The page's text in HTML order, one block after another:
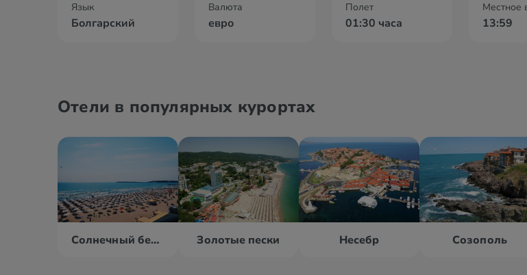
Язык
Болгарский
Валюта
евро
Полет
01:30 часа
Местное
13:59
Отели в популярных курортах
Солнечный берег Золотые пески Несебр Созополь